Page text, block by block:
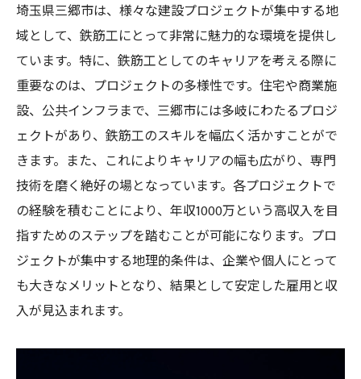
経験を積むことで得られるスキル
キャリアアップに必要な資格と教育
地元企業とのネットワーク構築
チームワークとコミュニケーションの重要
性
三郷市における鉄筋工の将来性
三郷市の鉄筋工が年収1000万を実現するための
ステップ
収入向上のための具体的な方法
専門性を高めるための研修と教育
高収入を実現するためのキャリア戦略
プロジェクト管理能力の向上
独立や起業の選択肢
埼玉県三郷市は、様々な建設プロジェクトが集中する地
域として、鉄筋工にとって非常に魅力的な環境を提供し
ています。特に、鉄筋工としてのキャリアを考える際に
重要なのは、プロジェクトの多様性です。住宅や商業施
設、公共インフラまで、三郷市には多岐にわたるプロジ
ェクトがあり、鉄筋工のスキルを幅広く活かすことがで
きます。また、これによりキャリアの幅も広がり、専門
技術を磨く絶好の場となっています。各プロジェクトで
の経験を積むことにより、年収1000万という高収入を目
指すためのステップを踏むことが可能になります。プロ
ジェクトが集中する地理的条件は、企業や個人にとって
も大きなメリットとなり、結果として安定した雇用と収
入が見込まれます。